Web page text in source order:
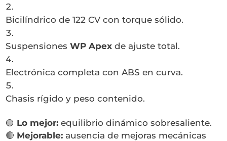
Bicilíndrico de 122 CV con torque sólido.
SuspensionesWP Apex de ajuste total.
Electrónica completa con ABS en curva.
Chasis rígido y peso contenido.
🟢 Lo mejor: equilibrio dinámico sobresaliente.
🔴 Mejorable: ausencia de mejoras mecánicas